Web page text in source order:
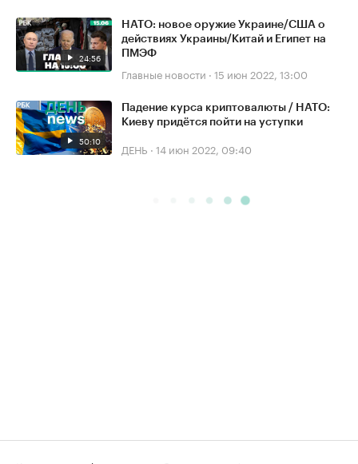
24:56
НАТО: новое оружие Украине/США о
действиях Украины/Китай и Египет на
ПМЭФ
Главные новости · 15 июн 2022, 13:00
50:10
Падение курса криптовалюты / НАТО:
Киеву придётся пойти на уступки
ДЕНЬ · 14 июн 2022, 09:40